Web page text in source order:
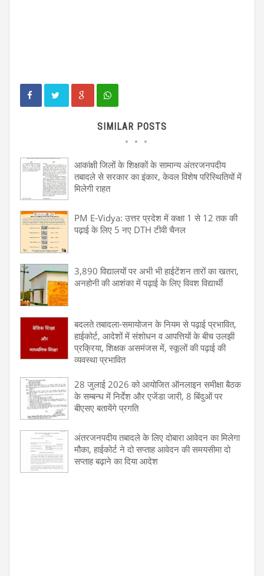
SIMILAR POSTS
आकांक्षी जिलों के शिक्षकों के सामान्य अंतरजनपदीय
तबादले से सरकार का इंकार, केवल विशेष परिस्थितियों में
मिलेगी राहत
PM E-Vidya: उत्तर प्रदेश में कक्षा 1 से 12 तक की
पढ़ाई के लिए 5 नए DTH टीवी चैनल
3,890 विद्यालयों पर अभी भी हाईटेंशन तारों का खतरा,
अनहोनी की आशंका में पढ़ाई के लिए विवश विद्यार्थी
बदलते तबादला-समायोजन के नियम से पढ़ाई प्रभावित,
हाईकोर्ट, आदेशों में संशोधन व आपत्तियों के बीच उलझी
प्रक्रिया, शिक्षक असमंजस में, स्कूलों की पढ़ाई की
व्यवस्था प्रभावित
28 जुलाई 2026 को आयोजित ऑनलाइन समीक्षा बैठक
के सम्बन्ध में निर्देश और एजेंडा जारी, 8 बिंदुओं पर
बीएसए बतायेंगे प्रगति
अंतरजनपदीय तबादले के लिए दोबारा आवेदन का मिलेगा
मौका, हाईकोर्ट ने दो सप्ताह आवेदन की समयसीमा दो
सप्ताह बढ़ाने का दिया आदेश